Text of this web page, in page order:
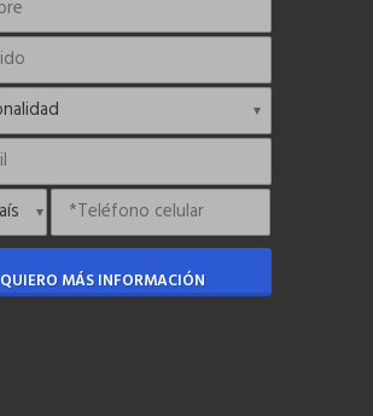
QUIERO MÁS INFORMACIÓN